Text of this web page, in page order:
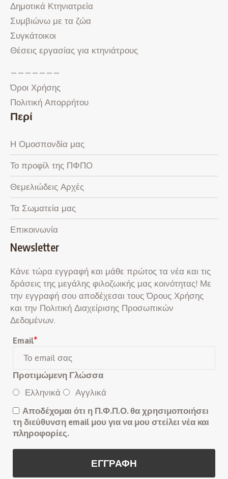
Δημοτικά Κτηνιατρεία
Συμβιώνω με τα ζώα
Συγκάτοικοι
Θέσεις εργασίας για κτηνιάτρους
———————
Όροι Χρήσης
Πολιτική Απορρήτου
Περί
Η Ομοσπονδία μας
Το προφίλ της ΠΦΠΟ
Θεμελιώδεις Αρχές
Τα Σωματεία μας
Επικοινωνία
Newsletter
Κάνε τώρα εγγραφή και μάθε πρώτος τα νέα και τις
δράσεις της μεγάλης φιλοζωικής μας κοινότητας! Με
την εγγραφή σου αποδέχεσαι τους Όρους Χρήσης
και την Πολιτική Διαχείρισης Προσωπικών
Δεδομένων.
Email*
Προτιμώμενη Γλώσσα
Ελληνικά
Αγγλικά
Αποδέχομαι ότι η Π.Φ.Π.Ο. θα χρησιμοποιήσει
τη διεύθυνση email μου για να μου στείλει νέα και
πληροφορίες.